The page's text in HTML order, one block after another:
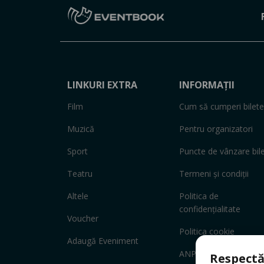
LINKURI EXTRA
Film
Muzică
Sport
Teatru
Altele
Voucher
Adaugă Eveniment
INFORMAȚII
Cum să cumperi bilete
Pentru organizatori
Puncte de vânzare
Termeni și condiții
Politica de
confidențialitate
Politica cookie
ANPC